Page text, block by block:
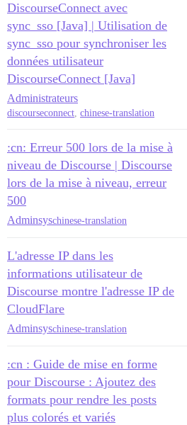
DiscourseConnect avec
sync_sso [Java] | Utilisation de
sync_sso pour synchroniser les
données utilisateur
DiscourseConnect [Java]
Administrateurs
discourseconnect, chinese-translation
:cn: Erreur 500 lors de la mise à
niveau de Discourse | Discourse
lors de la mise à niveau, erreur
500
Adminsyschinese-translation
L'adresse IP dans les
informations utilisateur de
Discourse montre l'adresse IP de
CloudFlare
Adminsyschinese-translation
:cn : Guide de mise en forme
pour Discourse : Ajoutez des
formats pour rendre les posts
plus colorés et variés